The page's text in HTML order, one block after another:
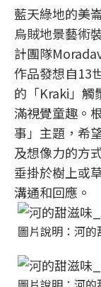
藍天綠地的美
烏賊地景藝術
計團隊
作品發想自13
的「Kraki」觸
滿視覺童趣。
事」主題，希
及想像力的方
垂掛於樹上或
溝通和回應。
圖片說明：河